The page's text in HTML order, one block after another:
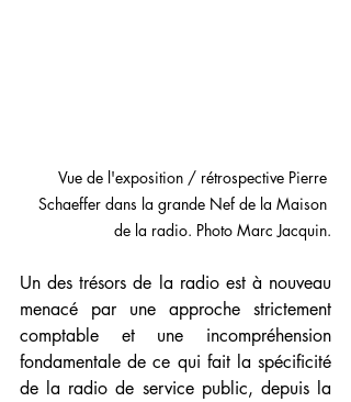
Vue de l'exposition / rétrospective Pierre
Schaeffer dans la grande Nef de la Maison
de la radio. Photo Marc Jacquin.
Un des trésors de la radio est à nouveau
menacé par une approche strictement
comptable et une incompréhension
fondamentale de ce qui fait la spécificité
de la radio de service public, depuis la